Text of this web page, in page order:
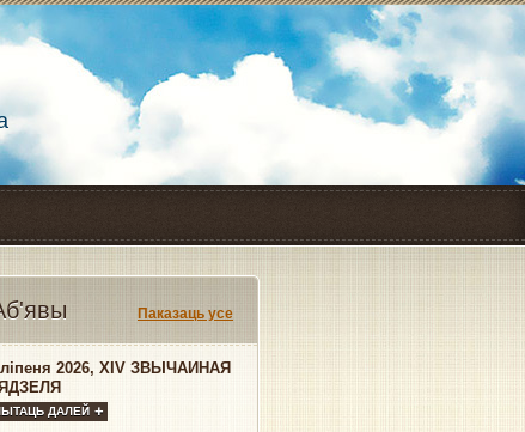
Паказаць усе
2026, XIV ЗВЫЧАЙНАЯ
ДАЛЕЙ